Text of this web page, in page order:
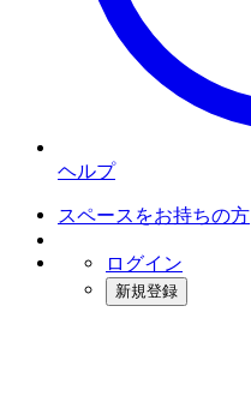
ヘルプ
スペースをお持ちの方
ログイン
新規登録